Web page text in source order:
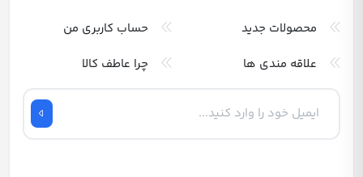
محصولات جدید
حساب کاربری من
علاقه مندی ها
چرا عاطف کالا